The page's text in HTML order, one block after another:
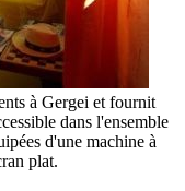
à Gergei et fournit
dans l'ensemble
d'une machine à
plat.